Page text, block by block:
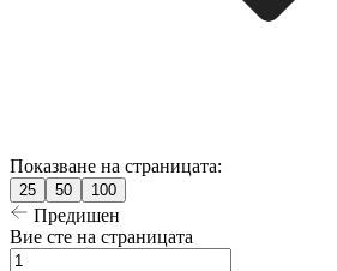
Показване на страницата:
25 50 100
Предишен
Вие сте на страницата